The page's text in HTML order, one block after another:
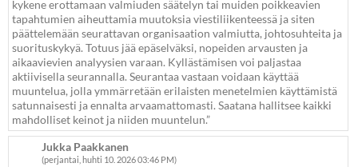
kykene erottamaan valmiuden säätelyn tai muiden poikkeavien
tapahtumien aiheuttamia muutoksia viestiliikenteessä ja siten
päättelemään seurattavan organisaation valmiutta, johtosuhteita ja
suorituskykyä. Totuus jää epäselväksi, nopeiden arvausten ja
aikaavievien analyysien varaan. Kyllästämisen voi paljastaa
aktiivisella seurannalla. Seurantaa vastaan voidaan käyttää
muuntelua, jolla ymmärretään erilaisten menetelmien käyttämistä
satunnaisesti ja ennalta arvaamattomasti. Saatana hallitsee kaikki
mahdolliset keinot ja niiden muuntelun.”
Jukka Paakkanen
(perjantai, huhti 10. 2026 03:46 PM)